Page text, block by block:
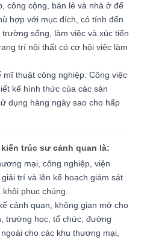
công cộng, bán lẻ và nhà ở để
hợp với mục đích, có tính đến
sống, làm việc và xúc tiến
trí nội thất có cơ hội việc làm
mĩ thuật công nghiệp. Công việc
kế hình thức của các sản
dụng hàng ngày sao cho hấp
trúc sư cảnh quan là:
mại, công nghiệp, viện
trí và lên kế hoạch giám sát
phục chúng.
cảnh quan, không gian mở cho
trường học, tổ chức, đường
cho các khu thương mại,